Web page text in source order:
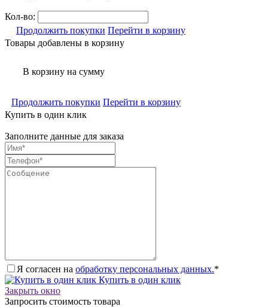
Кол-во:
Продолжить покупки Перейти в корзину
Товары добавлены в корзину
В корзину на сумму
Продолжить покупки Перейти в корзину
Купить в один клик
Заполните данные для заказа
Я согласен на обработку персональных данных.*
Купить в один клик
Закрыть окно
Запросить стоимость товара